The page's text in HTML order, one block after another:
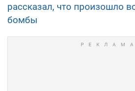
рассказал, что произошло
бомбы